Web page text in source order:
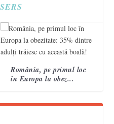
România, pe primul loc
în Europa la obez...